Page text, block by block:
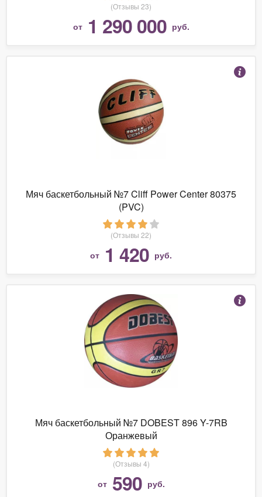
(Отзывы 23)
от 1 290 000 руб.
Мяч баскетбольный №7 Cliff Power Center 80375
(PVC)
(Отзывы 22)
от 1 420 руб.
Мяч баскетбольный №7 DOBEST 896 Y-7RB
Оранжевый
(Отзывы 4)
от 590 руб.